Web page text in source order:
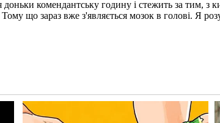
комендантську годину і стежить за тим, з
що зараз вже з'являється мозок в голові. Я